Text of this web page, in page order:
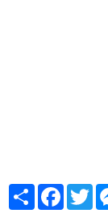
S
F
T
w